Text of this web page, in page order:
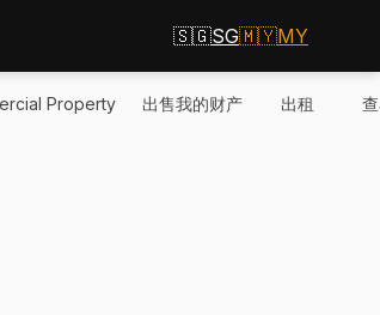
🇸🇬SG🇲🇾MY
Property 出售我的财产 出租